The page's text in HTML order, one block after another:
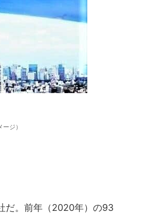
ジ）
だ。前年（2020年）の93